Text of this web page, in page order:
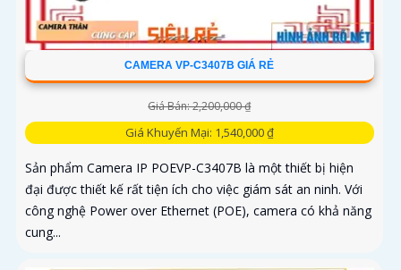
CAMERA VP-C3407B GIÁ RẺ
Giá Bán: 2,200,000 ₫
Giá Khuyến Mại: 1,540,000 ₫
Sản phẩm Camera IP POEVP-C3407B là một thiết bị hiện
đại được thiết kế rất tiện ích cho việc giám sát an ninh. Với
công nghệ Power over Ethernet (POE), camera có khả năng
cung...